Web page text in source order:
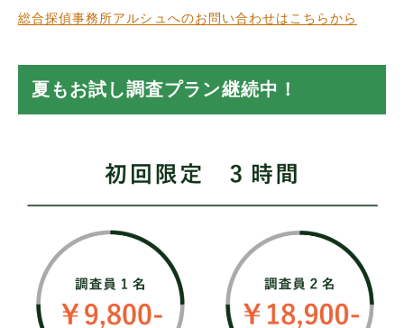
総合探偵事務所アルシュへのお問い合わせはこちらから
夏もお試し調査プラン継続中！